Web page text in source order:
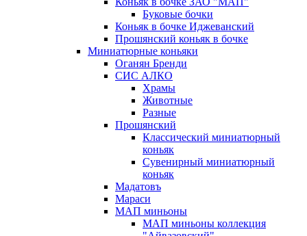
Буковые бочки
Коньяк в бочке Иджеванский
Прошянский коньяк в бочке
Миниатюрные коньяки
Оганян Бренди
СИС АЛКО
Храмы
Животные
Разные
Прошянский
Классический миниатюрный
коньяк
Сувенирный миниатюрный
коньяк
Мадатовъ
Мараси
МАП миньоны
МАП миньоны коллекция